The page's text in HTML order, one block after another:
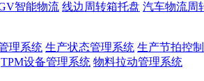
智能物流 线边周转箱托盘 汽车物流周
理系统 生产状态管理系统 生产节拍控
TPM设备管理系统 物料拉动管理系统